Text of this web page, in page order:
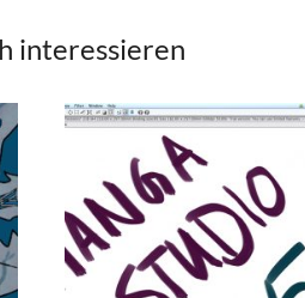
interessieren